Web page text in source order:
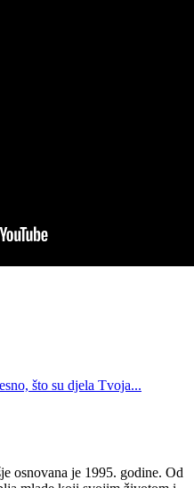
što su djela Tvoja...
osnovana je 1995. godine. Od